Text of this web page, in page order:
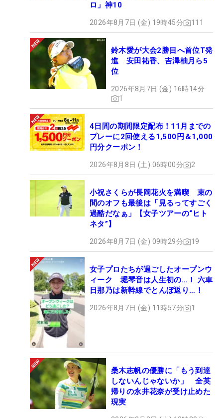
ロ」神10
2026年8月7日 (金) 19時45分 111
鈴木愛が大会2勝目へ首位T発
進 安田祐香、吉澤柚月ら5
位
2026年8月7日 (金) 16時14分
1
4日間の期間限定配布！11月までの
プレーに2回使える1,500円＆1,000
円分クーポン！
2026年8月8日 (土) 06時00分 2
小祝さくらが長岡花火を満喫 束の
間のオフも最後は「見るってすごく
過酷だなぁ」【女子ツアーの“ヒト
ネタ”】
2026年8月7日 (金) 09時29分 19
女子プロたちが過ごしたオープンウ
ィーク 堀琴音は人生初の…！ 六車
日那乃は新幹線でとんぼ返り…！
2026年8月7日 (金) 11時57分 1
桑木志帆の優勝に「もう到達
しないんじゃないか」 全英
帰りの永井花奈が受け止めた
現実